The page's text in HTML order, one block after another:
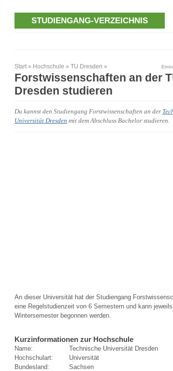
STUDIENGANG-VERZEICHNIS
Start » Hochschule » TU Dresden »
Forstwissenschaften an der
Dresden studieren
Du kannst den Studiengang Forstwissenschaften an der
Universität Dresden mit dem Abschluss Bachelor studieren.
An dieser Universität hat der Studiengang
eine Regelstudienzeit von 6 Semestern und kann
Wintersemester begonnen werden.
Kurzinformationen zur Hochschule
Name:
Technische Universität Dresden
Hochschulart:
Universität
Bundesland:
Sachsen